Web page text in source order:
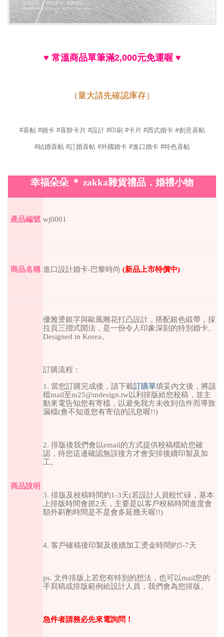
♥ 常溫商品單筆滿2,000元免運喔♥
（量大請先確認庫存）
#喜帖#婚卡#喜餅卡片#設計#印刷 #卡片#西式婚卡 #創意喜帖
#結婚喜帖#訂婚喜帖#外國婚卡#進口婚卡#特色喜帖
幸福朵朵 ＊ zakka雜貨禮品．婚禮小物
產品編號 wj0001
商品名稱 進口設計婚卡-巴黎時尚 (新品上市特價中)
商品說明
優雅燙銀字與歐風雕花打凸設計，搭配銀色緞帶，採
拉頁三摺式開法，是一份令人印象深刻的特別婚卡。
Designed in Korea。
訂購流程：
1. 當您訂購完成後，請下載訂購單填妥內文後，將該
檔mail至m25@mdesign.tw以利排版給您校稿，並主
動來電告知您有寄檔，以避免我方未收到信件而導致
漏檔(會不知道您有寄信的訊息喔!!)
2. 排版後我們會以email的方式提供校稿檔給您確
認，待您這邊確認無誤後方才會安排後續印製及加
工。
3. 排版及校稿時間約1-3天(若設計人員較忙碌，基本
上排版時間會抓2天，主要是以客戶校稿時間進度會
額外斟酌時間是不是會多延幾天喔!!)
4. 客戶確稿後印製及後續加工燙金時間約5-7天
ps. 文件排版上若您有特別的想法，也可以mail您的
手寫稿或排版範例給設計人員，我們會為您排版。
急件者請務必先來電詢問！